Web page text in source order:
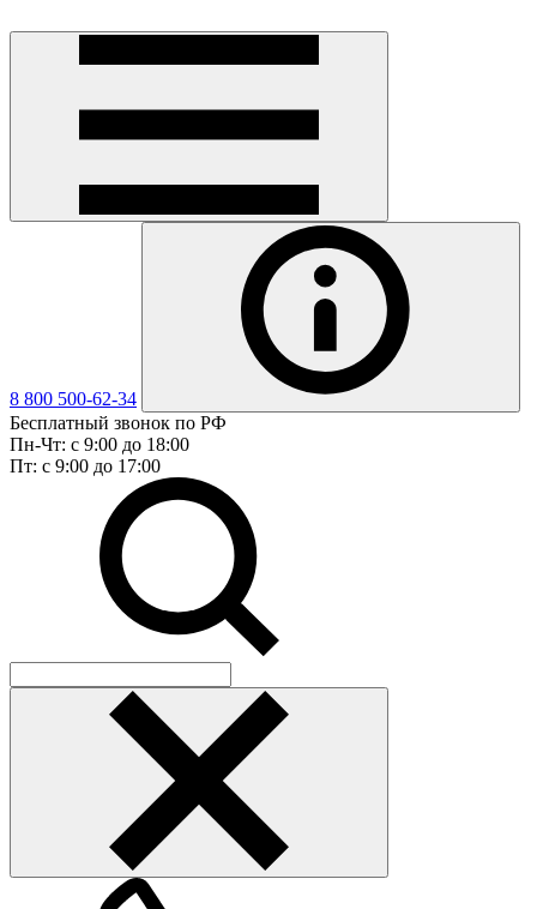
8 800 500-62-34
Бесплатный звонок по РФ
Пн-Чт: с 9:00 до 18:00
Пт: с 9:00 до 17:00